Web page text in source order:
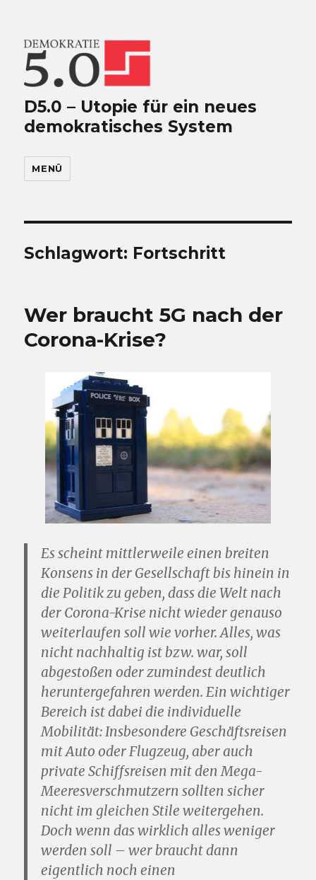
D5.0 – Utopie für ein neues
demokratisches System
MENÜ
Schlagwort: Fortschritt
Wer braucht 5G nach der
Corona-Krise?
Es scheint mittlerweile einen breiten
Konsens in der Gesellschaft bis hinein in
die Politik zu geben, dass die Welt nach
der Corona-Krise nicht wieder genauso
weiterlaufen soll wie vorher. Alles, was
nicht nachhaltig ist bzw. war, soll
abgestoßen oder zumindest deutlich
heruntergefahren werden. Ein wichtiger
Bereich ist dabei die individuelle
Mobilität: Insbesondere Geschäftsreisen
mit Auto oder Flugzeug, aber auch
private Schiffsreisen mit den Mega-
Meeresverschmutzern sollten sicher
nicht im gleichen Stile weitergehen.
Doch wenn das wirklich alles weniger
werden soll – wer braucht dann
eigentlich noch einen